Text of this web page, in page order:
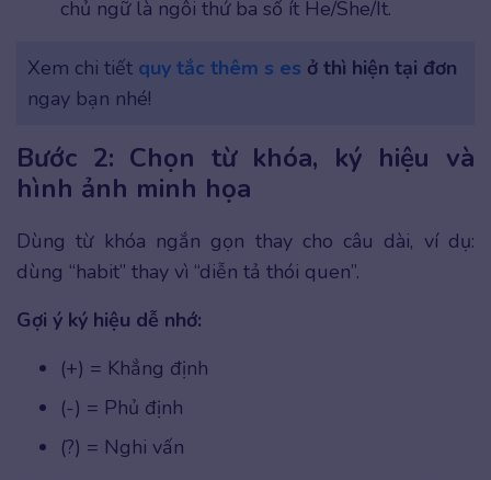
chủ ngữ là ngôi thứ ba số ít He/She/It.
Xem chi tiết quy tắc thêm s es ở thì hiện tại đơn
ngay bạn nhé!
Bước 2: Chọn từ khóa, ký hiệu và
hình ảnh minh họa
Dùng từ khóa ngắn gọn thay cho câu dài, ví dụ:
dùng “habit” thay vì “diễn tả thói quen”.
Gợi ý ký hiệu dễ nhớ:
(+) = Khẳng định
(-) = Phủ định
(?) = Nghi vấn